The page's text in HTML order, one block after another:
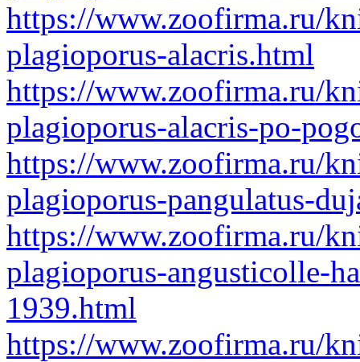
https://www.zoofirma.ru/
plagioporus-alacris.html
https://www.zoofirma.ru/
plagioporus-alacris-po-
https://www.zoofirma.ru/
plagioporus-pangulatus-
https://www.zoofirma.ru/
plagioporus-angusticolle-
1939.html
https://www.zoofirma.ru/